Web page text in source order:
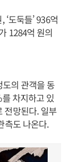
‘도둑들’ 936억
1284억 원의
의 관객을 동
차지하고 있
전망된다. 일부
측도 나온다.